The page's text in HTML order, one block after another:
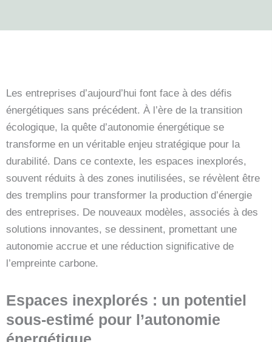
Les entreprises d’aujourd’hui font face à des défis
énergétiques sans précédent. À l’ère de la transition
écologique, la quête d’autonomie énergétique se
transforme en un véritable enjeu stratégique pour la
durabilité. Dans ce contexte, les espaces inexplorés,
souvent réduits à des zones inutilisées, se révèlent être
des tremplins pour transformer la production d’énergie
des entreprises. De nouveaux modèles, associés à des
solutions innovantes, se dessinent, promettant une
autonomie accrue et une réduction significative de
l’empreinte carbone.
Espaces inexplorés : un potentiel
sous-estimé pour l’autonomie